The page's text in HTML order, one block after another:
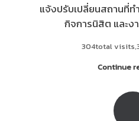
แจ้งปรับเปลี่ยนสถานที่ท
กิจการนิสิต และง
304total
Continue